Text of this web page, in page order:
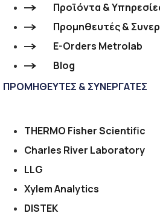
Προϊόντα &
Προμηθευτές &
E-Orders Metrolab
Blog
ΠΡΟΜΗΘΕΥΤΕΣ & ΣΥΝΕΡΓΑΤΕΣ
THERMO Fisher Scientific
Charles River Laboratory
LLG
Xylem Analytics
DISTEK